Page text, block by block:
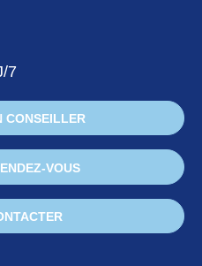
7
CONSEILLER
VOUS